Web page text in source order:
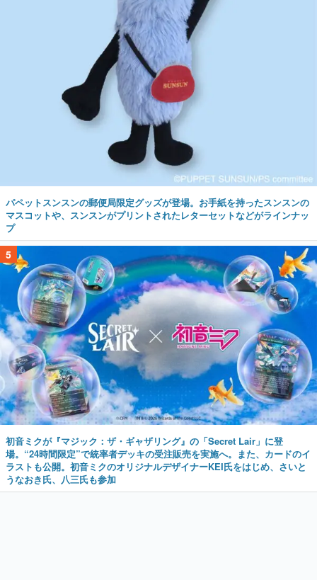
パペットスンスンの郵便局限定グッズが登場。お手紙を持ったスンスンの
マスコットや、スンスンがプリントされたレターセットなどがラインナッ
プ
5
初音ミクが『マジック：ザ・ギャザリング』の「Secret Lair」に登
場。“24時間限定”で統率者デッキの受注販売を実施へ。また、カードのイ
ラストも公開。初音ミクのオリジナルデザイナーKEI氏をはじめ、さいと
うなおき氏、八三氏も参加